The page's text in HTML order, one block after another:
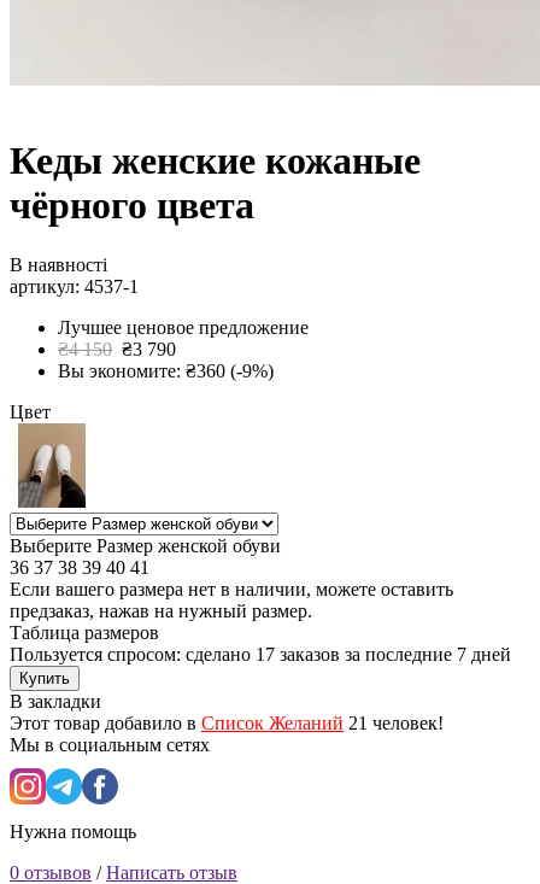
Кеды женские кожаные
чёрного цвета
В наявності
артикул: 4537-1
Лучшее ценовое предложение
₴4 150 ₴3 790
Вы экономите: ₴360 (-9%)
Цвет
Выберите Размер женской обуви
36 37 38 39 40 41
Если вашего размера нет в наличии, можете оставить
предзаказ, нажав на нужный размер.
Таблица размеров
Пользуется спросом: сделано 17 заказов за последние 7 дней
Купить
В закладки
Этот товар добавило в Список Желаний 21 человек!
Мы в социальным сетях
Нужна помощь
0 отзывов /Написать отзыв